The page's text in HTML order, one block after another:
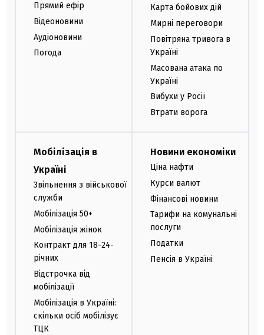
Прямий ефір
Відеоновини
Аудіоновини
Погода
Карта бойових дій
Мирні переговори
Повітряна тривога в
Україні
Масована атака по
Україні
Вибухи у Росії
Втрати ворога
Мобілізація в
Україні
Звільнення з військової
служби
Мобілізація 50+
Мобілізація жінок
Контракт для 18-24-
річних
Відстрочка від
мобілізації
Мобілізація в Україні:
скільки осіб мобілізує
ТЦК
Новини економіки
Ціна нафти
Курси валют
Фінансові новини
Тарифи на комунальні
послуги
Податки
Пенсія в Україні